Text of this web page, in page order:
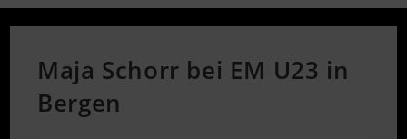
Maja Schorr bei EM U23 in
Bergen